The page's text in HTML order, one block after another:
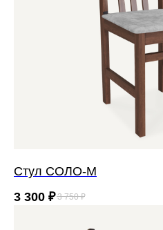
Стул СОЛО-М
3 300 ₽ 3 750 ₽